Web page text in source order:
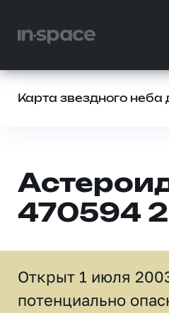
Карта звездного неба
470594
Открыт 1 июля
потенциально